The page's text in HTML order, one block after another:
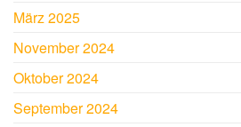
März 2025
November 2024
Oktober 2024
September 2024